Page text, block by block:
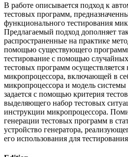
В работе описывается подход к
тестовых программ,
функционального тестирования
Предлагаемый подход дополняет
распространенные на практике
помощью существующего
тестирование с помощью
тестовых программ осуществляется
микропроцессора, включающей в
микропроцессора и модель
задается с помощью критерия
выделяющего набор тестовых
инструкции микропроцессора.
генерации тестовых программ в
устройство генератора,
его использования для